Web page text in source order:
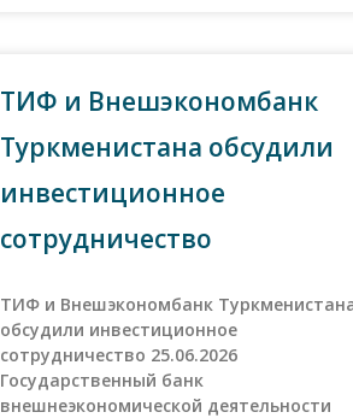
ТИФ и Внешэкономбанк
Туркменистана обсудили
инвестиционное
сотрудничество
ТИФ и Внешэкономбанк
обсудили инвестиционное
сотрудничество 25.06.2026
Государственный банк
внешнеэкономической деятельности